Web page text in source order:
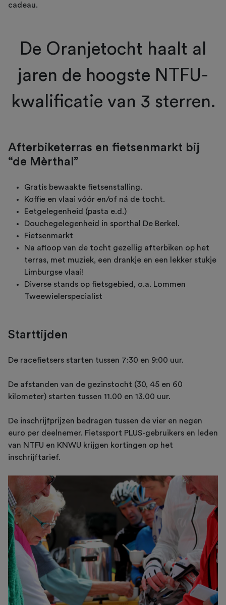
cadeau.
De Oranjetocht haalt al
jaren de hoogste NTFU-
kwalificatie van 3 sterren.
Afterbiketerras en fietsenmarkt bij
“de Mèrthal”
Gratis bewaakte fietsenstalling.
Koffie en vlaai vóór en/of ná de tocht.
Eetgelegenheid (pasta e.d.)
Douchegelegenheid in sporthal De Berkel.
Fietsenmarkt
Na afloop van de tocht gezellig afterbiken op het
terras, met muziek, een drankje en een lekker stukje
Limburgse vlaai!
Diverse stands op fietsgebied, o.a. Lommen
Tweewielerspecialist
Starttijden
De racefietsers starten tussen 7:30 en 9:00 uur.
De afstanden van de gezinstocht (30, 45 en 60
kilometer) starten tussen 11.00 en 13.00 uur.
De inschrijfprijzen bedragen tussen de vier en negen
euro per deelnemer. Fietssport PLUS-gebruikers en leden
van NTFU en KNWU krijgen kortingen op het
inschrijftarief.